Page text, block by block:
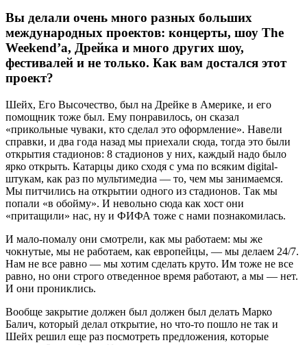
Вы делали очень много разных больших
международных проектов: концерты, шоу The
Weekend’а, Дрейка и много других шоу,
фестивалей и не только. Как вам достался этот
проект?
Шейх, Его Высочество, был на Дрейке в Америке, и его
помощник тоже был. Ему понравилось, он сказал
«прикольные чуваки, кто сделал это оформление». Навели
справки, и два года назад мы приехали сюда, тогда это были
открытия стадионов: 8 стадионов у них, каждый надо было
ярко открыть. Катарцы дико сходя с ума по всяким digital-
штукам, как раз по мультимедиа — то, чем мы занимаемся.
Мы питчились на открытии одного из стадионов. Так мы
попали «в обойму». И невольно сюда как хост они
«притащили» нас, ну и ФИФА тоже с нами познакомилась.
И мало-помалу они смотрели, как мы работаем: мы же
чокнутые, мы не работаем, как европейцы, — мы делаем 24/7.
Нам не все равно — мы хотим сделать круто. Им тоже не все
равно, но они строго отведенное время работают, а мы — нет.
И они прониклись.
Вообще закрытие должен был должен был делать Марко
Балич, который делал открытие, но что-то пошло не так и
Шейх решил еще раз посмотреть предложения, которые